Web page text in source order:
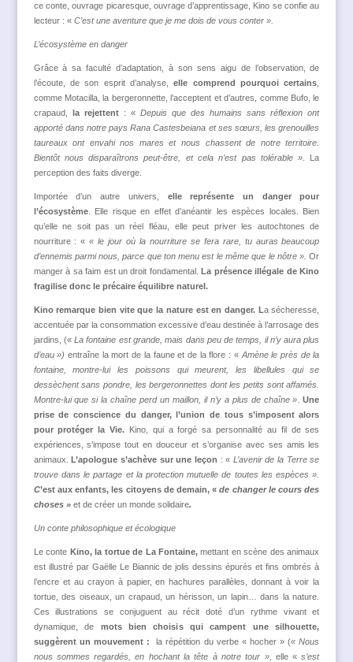
ce conte, ouvrage picaresque, ouvrage d’apprentissage, Kino se confie au
lecteur : « C’est une aventure que je me dois de vous conter ».
L’écosystème en danger
Grâce à sa faculté d’adaptation, à son sens aigu de l’observation, de
l’écoute, de son esprit d’analyse,elle comprend pourquoi certains
comme Motacilla, la bergeronnette, l’acceptent et d’autres, comme Bufo, le
crapaud, la rejettent: « Depuis que des humains sans réflexion ont
apporté dans notre pays Rana Castesbeiana et ses sœurs, les grenouilles
taureaux ont envahi nos mares et nous chassent de notre territoire.
Bientôt nous disparaîtrons peut-être, et cela n’est pas tolérable » . La
perception des faits diverge.
Importée d’un autre univers, elle représente un danger pour
l’écosystème. Elle risque en effet d’anéantir les espèces locales. Bien
qu’elle ne soit pas un réel fléau, elle peut priver les autochtones de
nourriture : «« le jour où la nourriture se fera rare, tu auras beaucoup
d’ennemis parmi nous, parce que ton menu est le même que le nôtre ».Or
manger à sa faim est un droit fondamental.La présence illégale de Kino
fragilise doncle précaire équilibre naturel.
Kinoremarque bien viteque la nature est en danger. La sécheresse,
accentuée par la consommation excessive d’eau destinée à l’arrosage des
jardins, («La fontaine est grande, mais dans peu de temps, il n’y aura plus
d’eau ») entraîne la mort de la faune et de la flore : « Amène le près de la
fontaine, montre-lui les poissons qui meurent, les libellules qui se
dessèchent sans pondre, les bergeronnettes dont les petits sont affamés.
Montre-lui que si la chaîne perd un maillon, il n’y a plus de chaîne » .Une
prise de conscience du danger, l’union de tous s’imposent alors
pour protéger la Vie. Kino, qui a forgé sa personnalité au fil de ses
expériences, s’impose tout en douceur et s’organise avec ses amis les
animaux.L’apologue s’achève sur une leçon : « L’avenir de la Terre se
trouve dans le partage et la protection mutuelle de toutes les espèces ».
C’est aux enfants, les citoyens de demain, «de changer le cours des
choses » et de créer un monde solidaire.
Un conte philosophique et écologique
Le conte Kino, la tortue de La Fontaine, mettant en scène des animaux
est illustré par Gaëlle Le Biannic de jolis dessins épurés et fins ombrés à
l’encre et au crayon à papier, en hachures parallèles, donnant à voir la
tortue, des oiseaux, un crapaud, un hérisson, un lapin… dans la nature.
Ces illustrations se conjuguent au récit doté d’un rythme vivant et
dynamique, de motsbien choisis quicampent une silhouette,
suggèrent un mouvement : la répétition du verbe « hocher » (« Nous
nous sommes regardés, en hochant la tête à notre tour », elle «s’est